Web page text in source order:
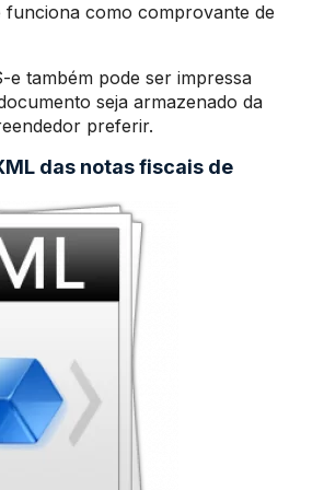
funciona como comprovante de
e também pode ser impressa
seja armazenado da
preferir.
das notas fiscais de